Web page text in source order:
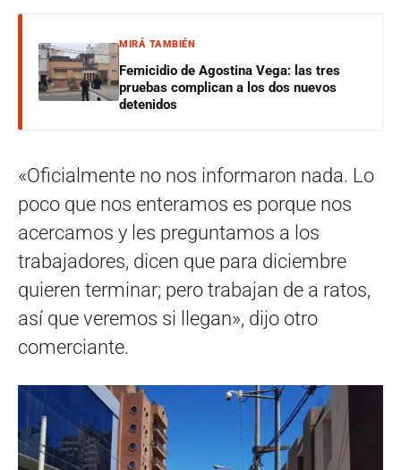
MIRÁ TAMBIÉN
Femicidio de Agostina Vega: las tres
pruebas complican a los dos nuevos
detenidos
«Oficialmente no nos informaron nada. Lo
poco que nos enteramos es porque nos
acercamos y les preguntamos a los
trabajadores, dicen que para diciembre
quieren terminar; pero trabajan de a ratos,
así que veremos si llegan», dijo otro
comerciante.